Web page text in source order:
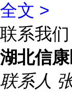
全文 >
联系我们
湖北信
联系人